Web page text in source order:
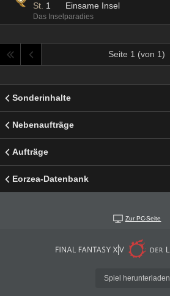
St. 1 Einsame Insel
Das Inselparadies
Seite 1 (von 1)
Sonderinhalte
Nebenaufträge
Aufträge
Eorzea-Datenbank
Zur PC-Seite
Spiel herunterladen